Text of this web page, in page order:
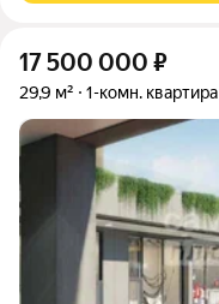
17 500 000 ₽
29,9 м² 1-комн. квартира